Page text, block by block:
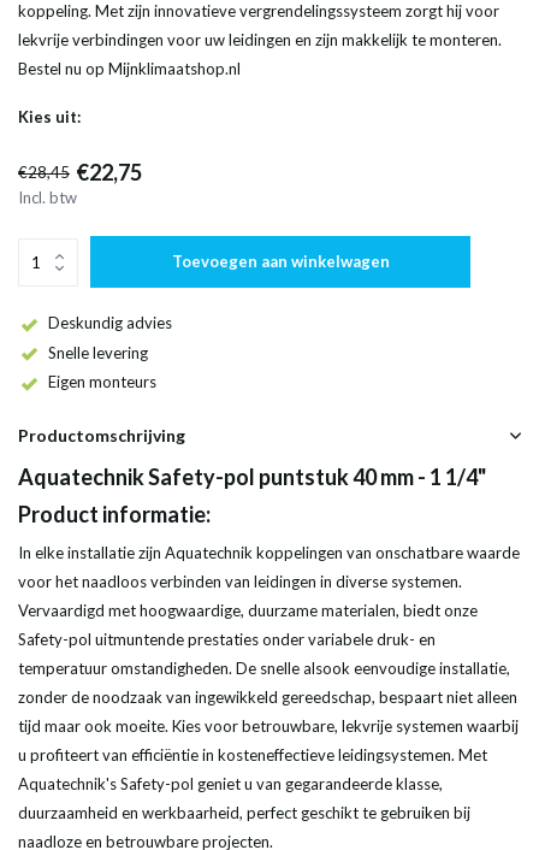
koppeling. Met zijn innovatieve vergrendelingssysteem zorgt hij voor
lekvrije verbindingen voor uw leidingen en zijn makkelijk te monteren.
Bestel nu op Mijnklimaatshop.nl
Kies uit:
€28,45 €22,75
Incl. btw
Toevoegen aan winkelwagen
Deskundig advies
Snelle levering
Eigen monteurs
Productomschrijving
Aquatechnik Safety-pol puntstuk 40 mm - 1 1/4"
Product informatie:
In elke installatie zijn Aquatechnik koppelingen van onschatbare waarde
voor het naadloos verbinden van leidingen in diverse systemen.
Vervaardigd met hoogwaardige, duurzame materialen, biedt onze
Safety-pol uitmuntende prestaties onder variabele druk- en
temperatuur omstandigheden. De snelle alsook eenvoudige installatie,
zonder de noodzaak van ingewikkeld gereedschap, bespaart niet alleen
tijd maar ook moeite. Kies voor betrouwbare, lekvrije systemen waarbij
u profiteert van efficiëntie in kosteneffectieve leidingsystemen. Met
Aquatechnik's Safety-pol geniet u van gegarandeerde klasse,
duurzaamheid en werkbaarheid, perfect geschikt te gebruiken bij
naadloze en betrouwbare projecten.